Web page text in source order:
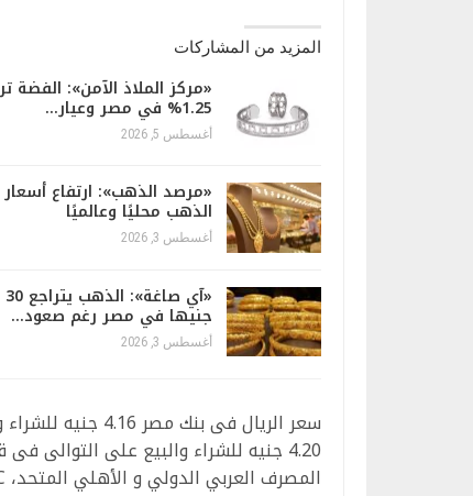
المزيد من المشاركات
«مركز الملاذ الآمن»: الفضة
1.25% في مصر وعيار…
أغسطس 5, 2026
«مرصد الذهب»: ارتفاع أسعار
الذهب محليًا وعالميًا
أغسطس 3, 2026
«آي صاغة»: الذهب يتراجع 30
جنيها في مصر رغم صعود…
أغسطس 3, 2026
4.20 جنيه للشراء والبيع على
المصرف العربي الدولي و الأهلي المتحد، HSBC.